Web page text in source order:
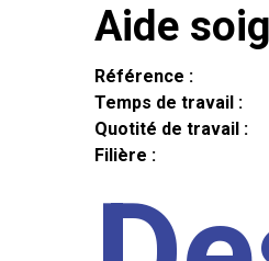
Aide
Référence :
Temps de travail :
Quotité de travail :
Filière :